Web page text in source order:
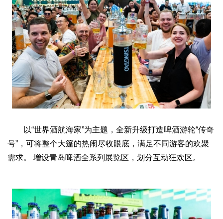
工业
装备制造 智能制造 制造2025 大国工匠
科教
科技观察 创新前沿 智慧教育 职业教育
三农
智慧农业 智慧乡村 基层之声
国防
国防建设 军民融合 兵器装备 军营风采
国际
中国与世界 国际视点 国际合作 他山之石
生态文明 能源资源 环境保护 地方生态 休闲旅游
视频
以“世界酒航海家”为主题，全新升级打造啤酒游轮“传奇
号”，可将整个大篷的热闹尽收眼底，满足不同游客的欢聚
需求。 增设青岛啤酒全系列展览区，划分互动狂欢区。